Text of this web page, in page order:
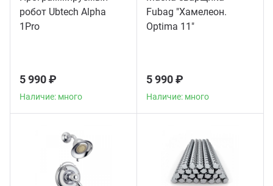
робот Ubtech Alpha
1Pro
5 990 ₽
Наличие: много
Fubag "Хамелеон.
Optima 11"
5 990 ₽
Наличие: много